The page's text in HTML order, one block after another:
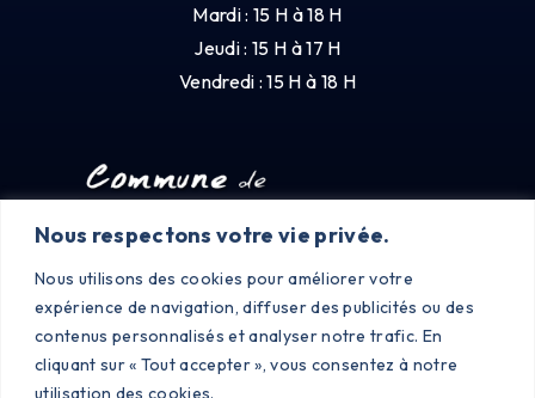
Nous respectons votre vie privée.
Nous utilisons des cookies pour améliorer votre
expérience de navigation, diffuser des publicités ou des
contenus personnalisés et analyser notre trafic. En
cliquant sur « Tout accepter », vous consentez à notre
utilisation des cookies.
Mardi : 15 H à 18 H
Jeudi : 15 H à 17 H
Vendredi : 15 H à 18 H